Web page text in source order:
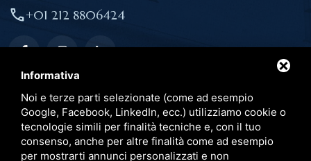
Informativa
Noi e terze parti selezionate (come ad esempio
Google, Facebook, LinkedIn, ecc.) utilizziamo cookie o
tecnologie simili per finalità tecniche e, con il tuo
consenso, anche per altre finalità come ad esempio
per mostrarti annunci personalizzati e non
call+01 212 8806424
Link utili
Pubblicazioni